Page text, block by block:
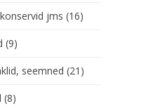
jms (16)
(9)
seemned (21)
(8)